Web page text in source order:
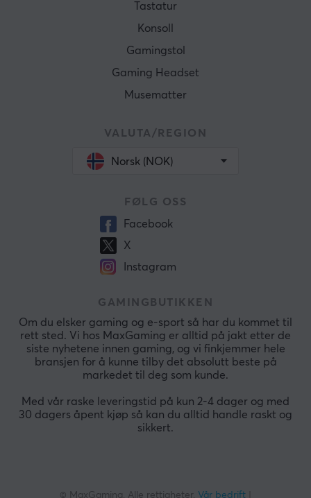
Tastatur
Konsoll
Gamingstol
Gaming Headset
Musematter
VALUTA/REGION
Norsk (NOK)
FØLG OSS
Facebook
X
Instagram
GAMINGBUTIKKEN
Om du elsker gaming og e-sport så har du kommet til
rett sted. Vi hos MaxGaming er alltid på jakt etter de
siste nyhetene innen gaming, og vi finkjemmer hele
bransjen for å kunne tilby det absolutt beste på
markedet til deg som kunde.
Med vår raske leveringstid på kun 2-4 dager og med
30 dagers åpent kjøp så kan du alltid handle raskt og
sikkert.
© MaxGaming. Alle rettigheter. Vår bedrift